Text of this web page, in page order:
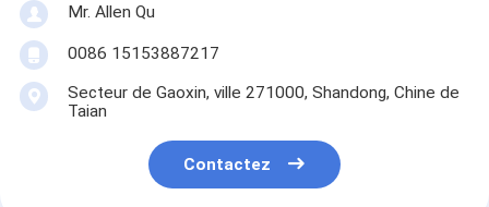
Mr. Allen Qu
0086 15153887217
Secteur de Gaoxin, ville 271000, Shandong, Chine de
Taian
Contactez